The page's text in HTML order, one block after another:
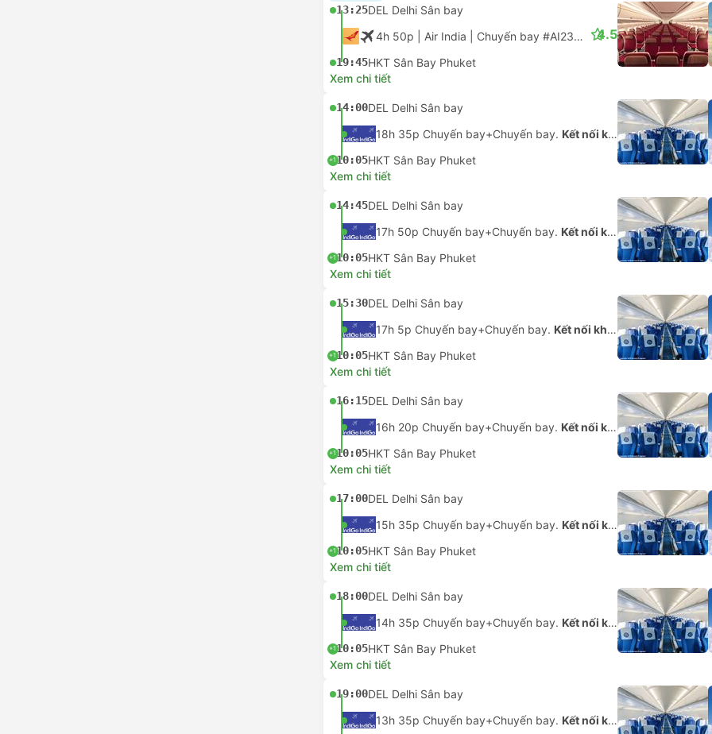
13:25DEL Delhi Sân bay
4h 50p | Air India Chuyến bay #AI2376 |Tiết kiệm
19:45HKT Sân Bay Phuket
4.5
Xem chi tiết
14:00DEL Delhi Sân bay
18h 35p Chuyến bay+Chuyến bay. Kết nối không được đảm bảo
+110:05HKT Sân Bay Phuket
Xem chi tiết
14:45DEL Delhi Sân bay
17h 50p Chuyến bay+Chuyến bay. Kết nối không được đảm bảo
+110:05HKT Sân Bay Phuket
Xem chi tiết
15:30DEL Delhi Sân bay
17h 5p Chuyến bay+Chuyến bay. Kết nối không được đảm bảo
+110:05HKT Sân Bay Phuket
Xem chi tiết
16:15DEL Delhi Sân bay
16h 20p Chuyến bay+Chuyến bay. Kết nối không được đảm bảo
+110:05HKT Sân Bay Phuket
Xem chi tiết
17:00DEL Delhi Sân bay
15h 35p Chuyến bay+Chuyến bay. Kết nối không được đảm bảo
+110:05HKT Sân Bay Phuket
Xem chi tiết
18:00DEL Delhi Sân bay
14h 35p Chuyến bay+Chuyến bay. Kết nối không được đảm bảo
+110:05HKT Sân Bay Phuket
Xem chi tiết
19:00DEL Delhi Sân bay
13h 35p Chuyến bay+Chuyến bay. Kết nối không được đảm bảo